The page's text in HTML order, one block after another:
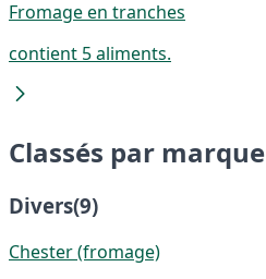
Fromage en tranches
contient 5 aliments.
Classés par marque
Divers(9)
Chester (fromage)